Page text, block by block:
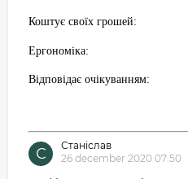
Коштує своїх грошей:
Ергономіка:
Відповідає очікуванням:
С
Станіслав
26 december 2020 07:50